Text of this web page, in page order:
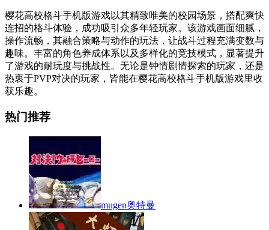
樱花高校格斗手机版游戏以其精致唯美的校园场景，搭配爽快
连招的格斗体验，成功吸引众多年轻玩家。该游戏画面细腻，
操作流畅，其融合策略与动作的玩法，让战斗过程充满变数与
趣味。丰富的角色养成体系以及多样化的竞技模式，显著提升
了游戏的耐玩度与挑战性。无论是钟情剧情探索的玩家，还是
热衷于PVP对决的玩家，皆能在樱花高校格斗手机版游戏里收
获乐趣。
热门推荐
mugen奥特曼